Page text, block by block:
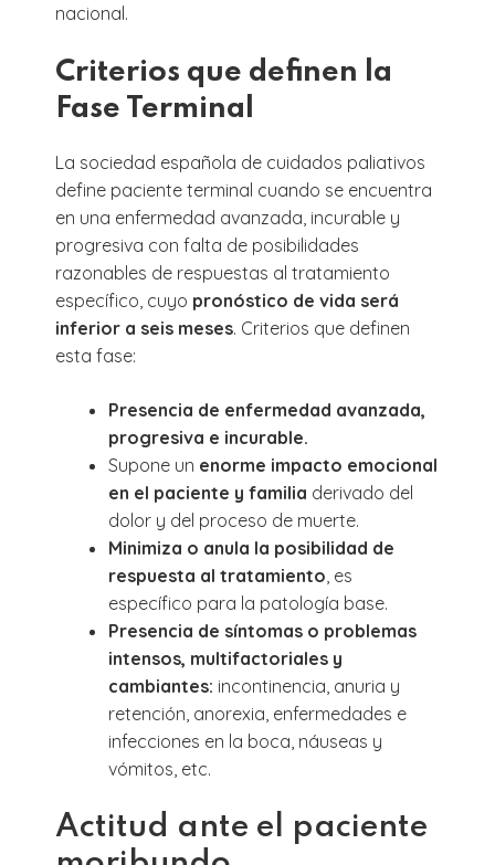
nacional.
Criterios que definen la
Fase Terminal
La sociedad española de cuidados paliativos
define paciente terminal cuando se encuentra
en una enfermedad avanzada, incurable y
progresiva con falta de posibilidades
razonables de respuestas al tratamiento
específico, cuyo pronóstico de vida será
inferior a seis meses. Criterios que definen
esta fase:
Presencia de enfermedad avanzada,
progresiva e incurable.
Supone un enorme impacto emocional
en el paciente y familia derivado del
dolor y del proceso de muerte.
Minimiza o anula la posibilidad de
respuesta al tratamiento , es
específico para la patología base.
Presencia de síntomas o problemas
intensos, multifactoriales y
cambiantes: incontinencia, anuria y
retención, anorexia, enfermedades e
infecciones en la boca, náuseas y
vómitos, etc.
Actitud ante el paciente